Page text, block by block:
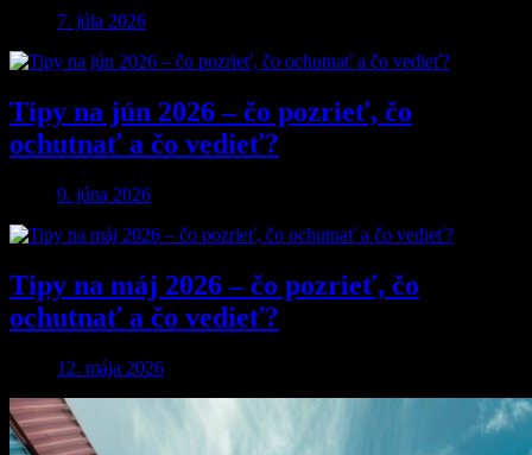
7. júla 2026
Tipy na jún 2026 – čo pozrieť, čo
ochutnať a čo vedieť?
9. júna 2026
Tipy na máj 2026 – čo pozrieť, čo
ochutnať a čo vedieť?
12. mája 2026